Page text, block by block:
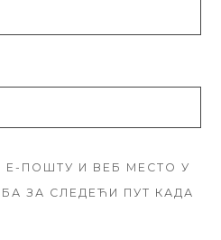
Е-ПОШТУ И ВЕБ МЕСТО У
ЗА СЛЕДЕЋИ ПУТ КАДА